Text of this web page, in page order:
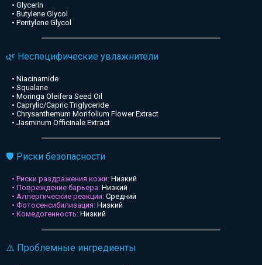
• Glycerin
• Butylene Glycol
• Pentylene Glycol
🌿 Неспецифические увлажнители
• Niacinamide
• Squalane
• Moringa Oleifera Seed Oil
• Caprylic/Capric Triglyceride
• Chrysanthemum Morifolium Flower Extract
• Jasminum Officinale Extract
🛡️ Риски безопасности
• Риски раздражения кожи: Низкий
• Повреждение барьера: Низкий
• Аллергические реакции: Средний
• Фотосенсибилизация: Низкий
• Комедогенность: Низкий
⚠️ Проблемные ингредиенты